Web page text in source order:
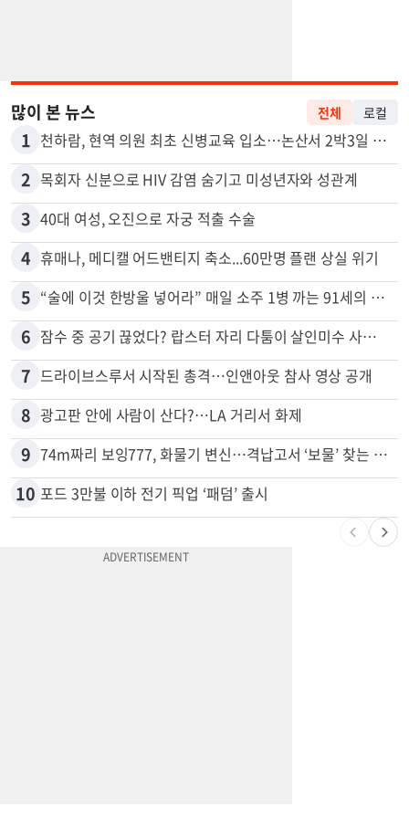
많이 본 뉴스 전체 로컬
1 천하람, 현역 의원 최초 신병교육 입소…논산서 2박3일 생활
2 목회자 신분으로 HIV 감염 숨기고 미성년자와 성관계
3 40대 여성, 오진으로 자궁 적출 수술
4 휴매나, 메디캘 어드밴티지 축소...60만명 플랜 상실 위기
5 “술에 이것 한방울 넣어라” 매일 소주 1병 까는 91세의 철칙
6 잠수 중 공기 끊었다? 랍스터 자리 다툼이 살인미수 사건으로
7 드라이브스루서 시작된 총격…인앤아웃 참사 영상 공개
8 광고판 안에 사람이 산다?…LA 거리서 화제
9 74m짜리 보잉777, 화물기 변신…격납고서 ‘보물’ 찾는 인천공항
10 포드 3만불 이하 전기 픽업 ‘패덤’ 출시